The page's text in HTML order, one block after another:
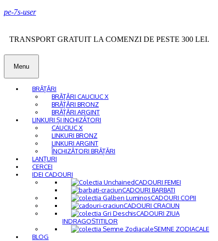
pe-7s-user
TRANSPORT GRATUIT LA COMENZI DE PESTE 300 LEI.
Menu
BRĂȚĂRI
BRĂȚĂRI CAUCIUC X
BRĂȚĂRI BRONZ
BRĂȚĂRI ARGINT
LINKURI ȘI INCHIZĂTORI
CAUCIUC X
LINKURI BRONZ
LINKURI ARGINT
ÎNCHIZĂTORI BRĂȚĂRI
LANȚURI
CERCEI
IDEI CADOURI
CADOURI FEMEI
CADOURI BARBATI
CADOURI COPII
CADOURI CRACIUN
CADOURI ZIUA
INDRAGOSTITILOR
SEMNE ZODIACALE
BLOG